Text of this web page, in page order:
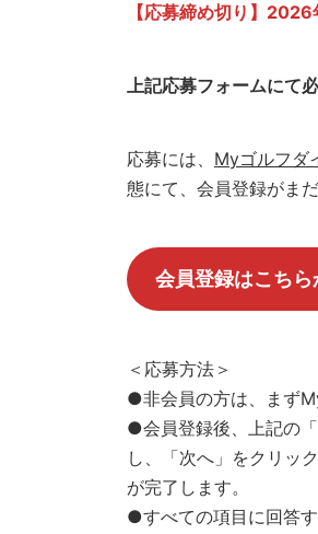
【応募締め切り】
上記応募フォームにて
応募には、 Myゴルフダ
態にて、会員登録がま
会員登録はこちら
＜応募方法＞
●非会員の方は、まず
●会員登録後、上記の
し、「次へ」をクリッ
が完了します。
●すべての項目に回答